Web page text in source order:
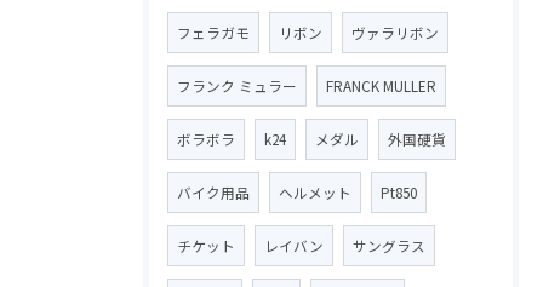
フェラガモ リボン ヴァラリボン
フランク ミュラー FRANCK MULLER
ボラボラ k24 メダル 外国硬貨
バイク用品 ヘルメット Pt850
チケット レイバン サングラス